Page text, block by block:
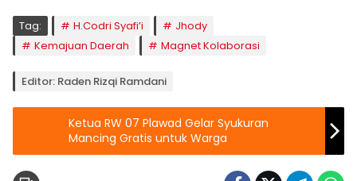
Tag: H.Codri Syafi’i
Jhody
Kemajuan Daerah
Magnet Kolaborasi
Editor: Raden Rizqi Ramdani
Ketua RW 07 Plawad Gelar Syukuran
Mancing Gratis untuk Warga